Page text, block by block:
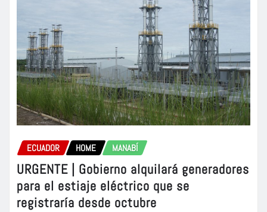
ECUADOR HOME MANABÍ
URGENTE | Gobierno alquilará generadores
para el estiaje eléctrico que se
registraría desde octubre